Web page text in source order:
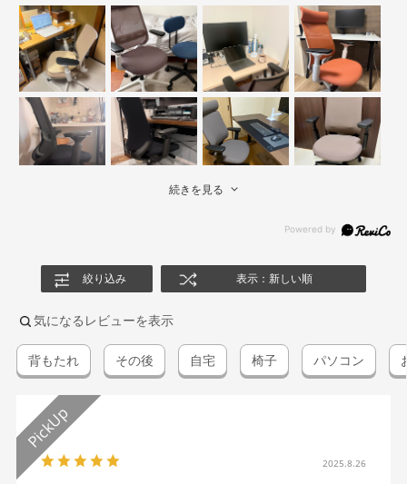
続きを見る
絞り込み 表示：新しい順
気になるレビューを表示
背もたれ その後 自宅 椅子 パソコン
2025.8.26